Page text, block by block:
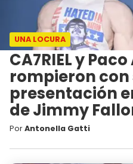
UNA LOCURA
CA7RIEL y
rompieron con
presentación
de Jimmy
PorAntonella Gatti